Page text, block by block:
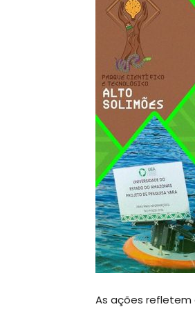
As ações